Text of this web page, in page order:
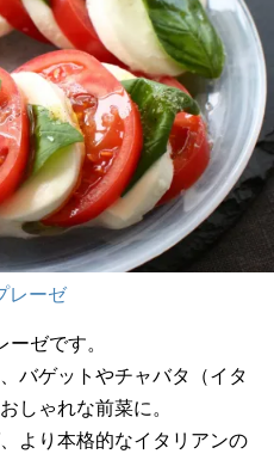
レーゼ
ゼです。
バゲットやチャバタ（イタ
しゃれな前菜に。
より本格的なイタリアンの